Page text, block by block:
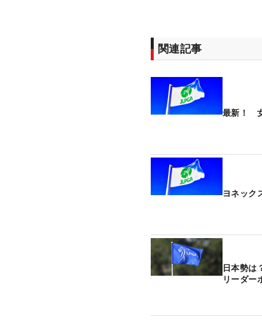
関連記事
最新！
ヨネック
日本勢
リーダー